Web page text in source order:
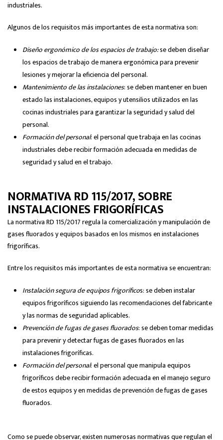
industriales.
Algunos de los requisitos más importantes de esta normativa son:
Diseño ergonómico de los espacios de trabajo:se deben diseñar
los espacios de trabajo de manera ergonómica para prevenir
lesiones y mejorar la eficiencia del personal.
Mantenimiento de las instalaciones: se deben mantener en buen
estado las instalaciones, equipos y utensilios utilizados en las
cocinas industriales para garantizar la seguridad y salud del
personal.
Formación del personal: el personal que trabaja en las cocinas
industriales debe recibir formación adecuada en medidas de
seguridad y salud en el trabajo.
NORMATIVA RD 115/2017, SOBRE
INSTALACIONES FRIGORÍFICAS
La normativa RD 115/2017 regula la comercialización y manipulación de
gases fluorados y equipos basados en los mismos en instalaciones
frigoríficas.
Entre los requisitos más importantes de esta normativa se encuentran:
Instalación segura de equipos frigoríficos: se deben instalar
equipos frigoríficos siguiendo las recomendaciones del fabricante
y las normas de seguridad aplicables.
Prevención de fugas de gases fluorados: se deben tomar medidas
para prevenir y detectar fugas de gases fluorados en las
instalaciones frigoríficas.
Formación del personal: el personal que manipula equipos
frigoríficos debe recibir formación adecuada en el manejo seguro
de estos equipos y en medidas de prevención de fugas de gases
fluorados.
Como se puede observar, existen numerosas normativas que regulan el